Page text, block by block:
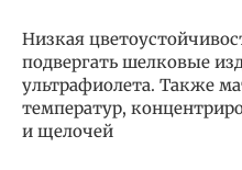
Низкая
подвергать шелковые
ультрафиолета. Также
температур,
и щелочей